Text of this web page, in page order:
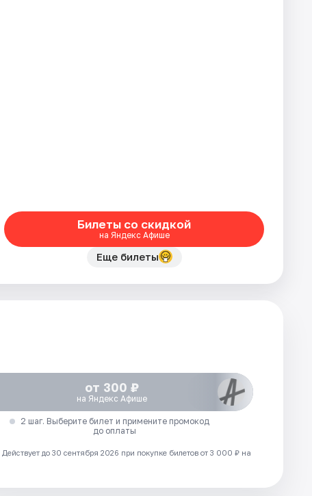
Билеты со скидкой
на Яндекс Афише
Еще билеты
от 300 ₽
на Яндекс Афише
2 шаг. Выберите билет и примените промокод
до оплаты
Действует до 30 сентября 2026 при покупке билетов от 3 000 ₽ на